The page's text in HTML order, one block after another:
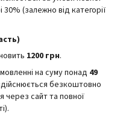
(залежно від категорії
1200 грн.
на суму понад 49
безкоштовно
сайт та повної